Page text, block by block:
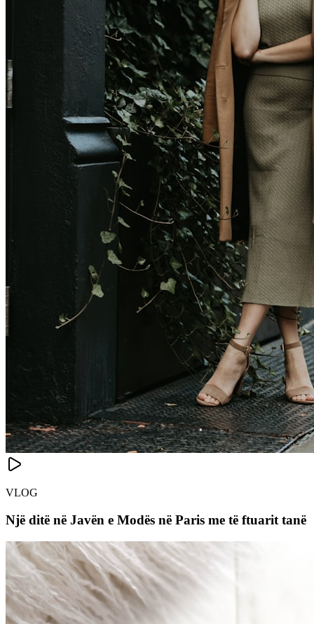
VLOG
Një ditë në Javën e Modës në Paris me të ftuarit tanë